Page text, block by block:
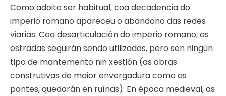
Como adoita ser habitual, coa decadencia do
imperio romano apareceu o abandono das redes
viarias. Coa desarticulación do imperio romano, as
estradas seguirán sendo utilizadas, pero sen ningún
tipo de mantemento nin xestión (as obras
construtivas de maior envergadura como as
pontes, quedarán en ruínas). En época medieval, as